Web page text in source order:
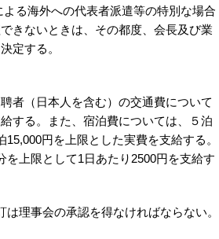
る海外への代表者派遣等の特別な場合
きないときは、その都度、会長及び業
定する。
者（日本人を含む）の交通費について
する。また、宿泊費については、５泊
円を上限とした実費を支給する。
を上限として1日あたり2500円を支給す
理事会の承認を得なければならない。